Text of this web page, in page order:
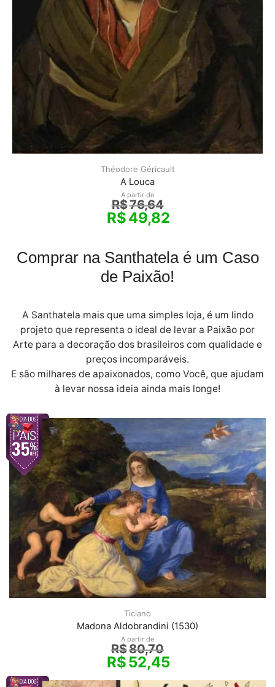
Théodore Géricault
A Louca
A partir de
R$76,64
R$49,82
Comprar na Santhatela é um Caso
de Paixão!
A Santhatela mais que uma simples loja, é um lindo
projeto que representa o ideal de levar a Paixão por
Arte para a decoração dos brasileiros com qualidade e
preços incomparáveis.
E são milhares de apaixonados, como Você, que ajudam
à levar nossa ideia ainda mais longe!
Ticiano
Madona Aldobrandini (1530)
A partir de
R$80,70
R$52,45